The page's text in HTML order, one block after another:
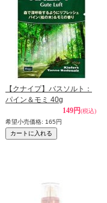
【クナイプ】バスソルト：
パイン＆モミ 40g
149円(税込)
希望小売価格: 165円